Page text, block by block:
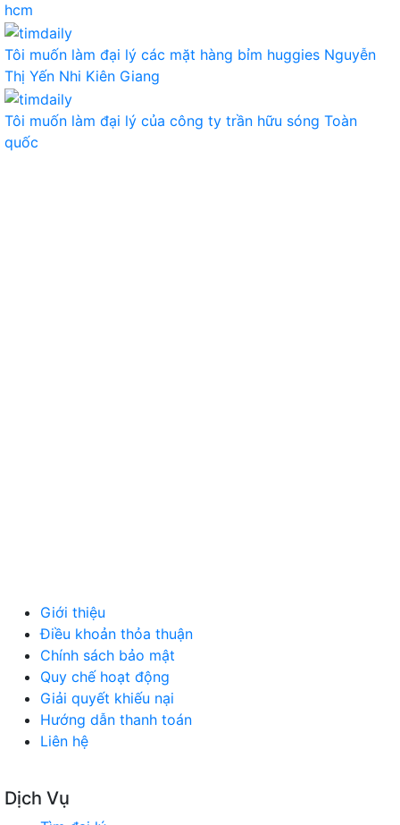
hcm
Tôi muốn làm đại lý các mặt hàng bỉm huggies Nguyễn
Thị Yến Nhi Kiên Giang
Tôi muốn làm đại lý của công ty trần hữu sóng Toàn
quốc
Giới thiệu
Điều khoản thỏa thuận
Chính sách bảo mật
Quy chế hoạt động
Giải quyết khiếu nại
Hướng dẫn thanh toán
Liên hệ
Dịch Vụ